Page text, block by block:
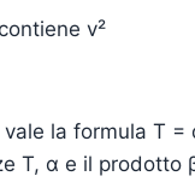
v²
la formula T =
T, α e il prodotto